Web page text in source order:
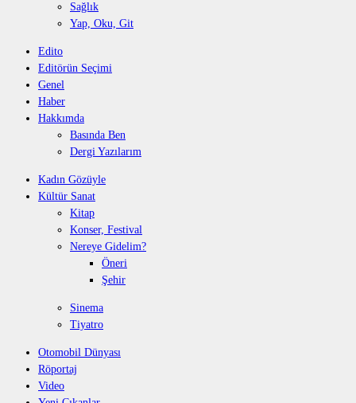
Sağlık
Yap, Oku, Git
Edito
Editörün Seçimi
Genel
Haber
Hakkımda
Basında Ben
Dergi Yazılarım
Kadın Gözüyle
Kültür Sanat
Kitap
Konser, Festival
Nereye Gidelim?
Öneri
Şehir
Sinema
Tiyatro
Otomobil Dünyası
Röportaj
Video